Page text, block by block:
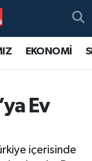
EKONOMİ
Ev
içerisinde